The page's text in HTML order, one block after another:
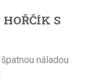
S
náladou